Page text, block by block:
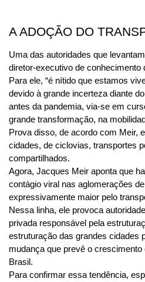
A ADOÇÃO DO
Uma das autoridades que
diretor-executivo de conhecimento
Para ele, “é nítido que estamos
devido à grande incerteza diante
antes da pandemia, via-se em
grande transformação, na
Prova disso, de acordo com Meir,
cidades, de ciclovias, transportes
compartilhados.
Agora, Jacques Meir aponta que
contágio viral nas aglomerações
expressivamente maior pelo
Nessa linha, ele provoca
privada responsável pela
estruturação das grandes cidades
mudança que prevê o crescimento
Brasil.
Para confirmar essa tendência,